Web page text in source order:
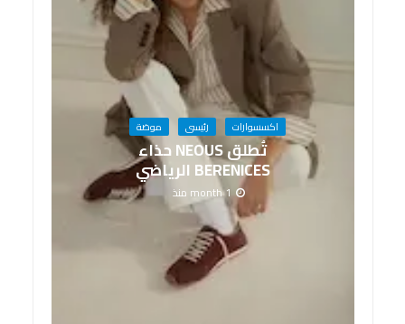
اكسسوارات رئيسى موضة
تُطلق NEOUS حذاء
BERENICES الرياضي
1 month منذ